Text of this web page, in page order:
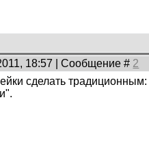
18:57 | Сообщение # 2
сделать традиционным: